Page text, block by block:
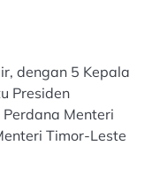
dengan 5 Kepala
Presiden
Menteri
Timor-Leste